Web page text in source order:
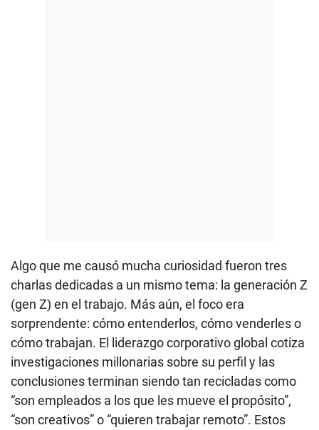
Algo que me causó mucha curiosidad fueron tres
charlas dedicadas a un mismo tema: la generación Z
(gen Z) en el trabajo. Más aún, el foco era
sorprendente: cómo entenderlos, cómo venderles o
cómo trabajan. El liderazgo corporativo global cotiza
investigaciones millonarias sobre su perfil y las
conclusiones terminan siendo tan recicladas como
“son empleados a los que les mueve el propósito”,
“son creativos” o “quieren trabajar remoto”. Estos